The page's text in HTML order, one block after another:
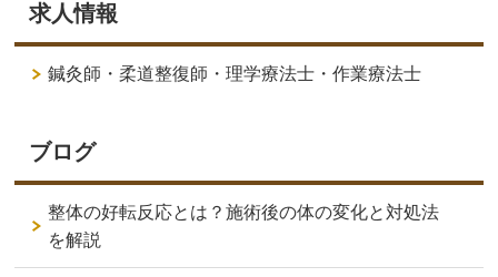
求人情報
鍼灸師・柔道整復師・理学療法士・作業療法士
ブログ
整体の好転反応とは？施術後の体の変化と対処法
を解説